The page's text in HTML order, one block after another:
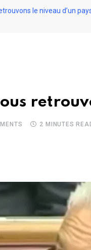
le niveau d’un
2 MINUTES